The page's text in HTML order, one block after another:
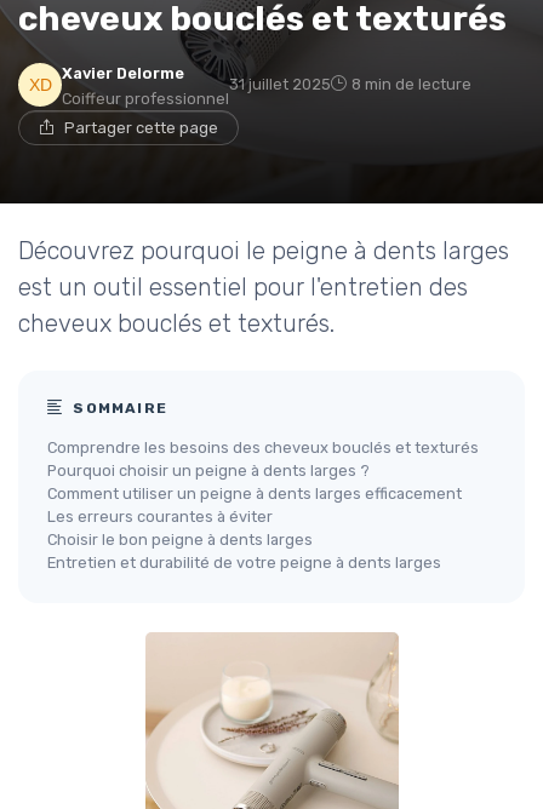
cheveux bouclés et texturés
Xavier Delorme
Coiffeur professionnel
31 juillet 2025 8 min de lecture
Partager cette page
Découvrez pourquoi le peigne à dents larges
est un outil essentiel pour l'entretien des
cheveux bouclés et texturés.
SOMMAIRE
Comprendre les besoins des cheveux bouclés et texturés
Pourquoi choisir un peigne à dents larges ?
Comment utiliser un peigne à dents larges efficacement
Les erreurs courantes à éviter
Choisir le bon peigne à dents larges
Entretien et durabilité de votre peigne à dents larges